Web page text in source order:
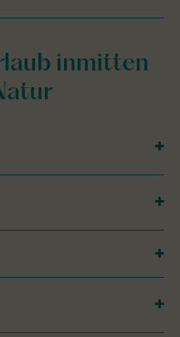
inmitten